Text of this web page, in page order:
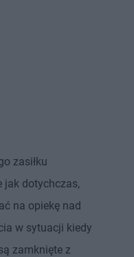
zasiłku
jak dotychczas,
na opiekę nad
w sytuacji kiedy
zamknięte z